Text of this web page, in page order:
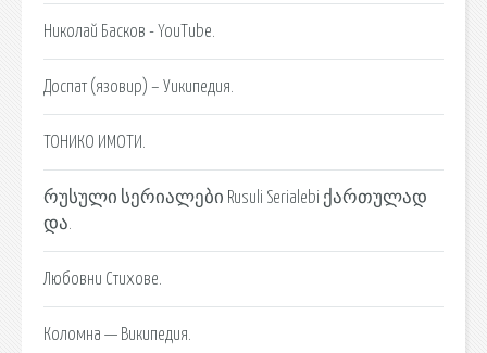
Николай Басков - YouTube.
Доспат (язовир) – Уикипедия.
ТОНИКО ИМОТИ.
რუსული სერიალები Rusuli Serialebi ქართულად
და.
Любовни Стихове.
Коломна — Википедия.